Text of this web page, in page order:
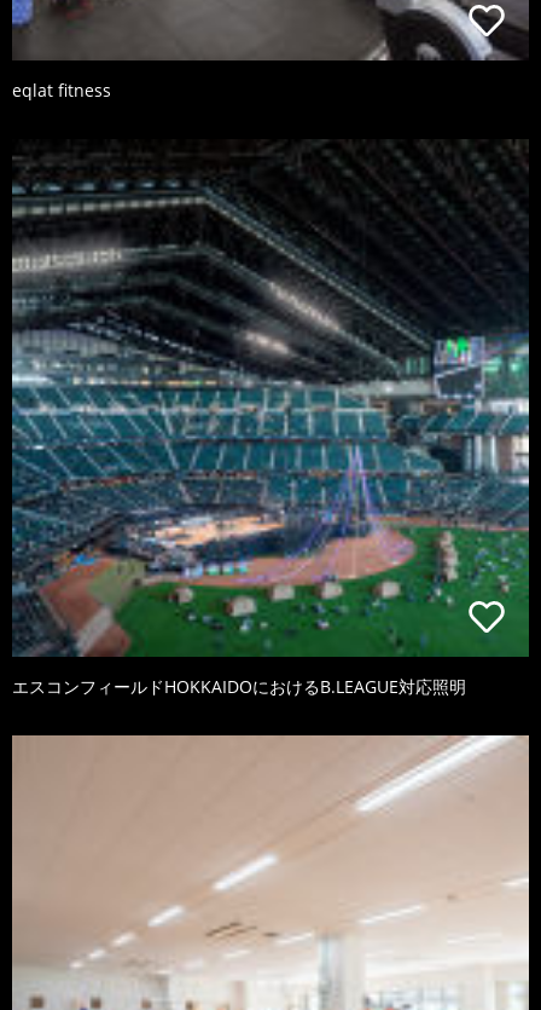
eqlat fitness
エスコンフィールドHOKKAIDOにおけるB.LEAGUE対応照明